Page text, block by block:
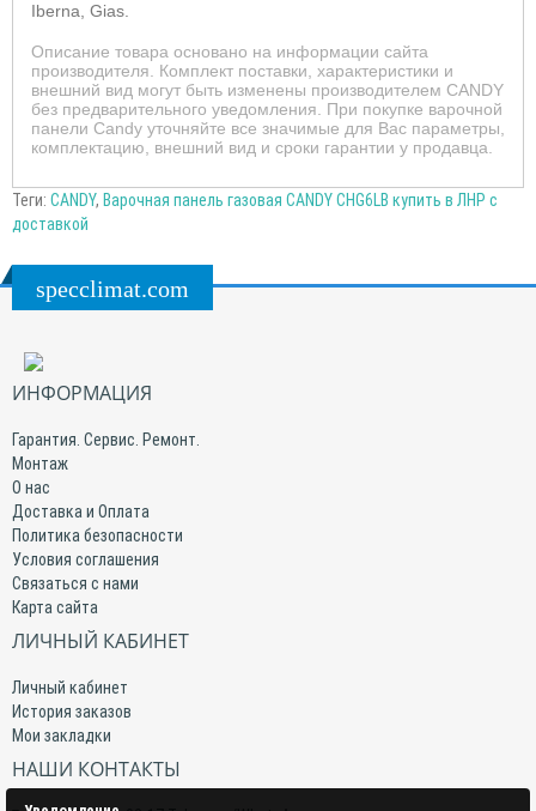
Iberna, Gias.
Описание товара основано на информации сайта
производителя. Комплект поставки, характеристики и
внешний вид могут быть изменены производителем CANDY
без предварительного уведомления. При покупке варочной
панели Candy уточняйте все значимые для Вас параметры,
комплектацию, внешний вид и сроки гарантии у продавца.
Теги: CANDY, Варочная панель газовая CANDY CHG6LB купить в ЛНР с
доставкой
specclimat.com
ИНФОРМАЦИЯ
Гарантия. Сервис. Ремонт.
Монтаж
О нас
Доставка и Оплата
Политика безопасности
Условия соглашения
Связаться с нами
Карта сайта
ЛИЧНЫЙ КАБИНЕТ
Личный кабинет
История заказов
Мои закладки
НАШИ КОНТАКТЫ